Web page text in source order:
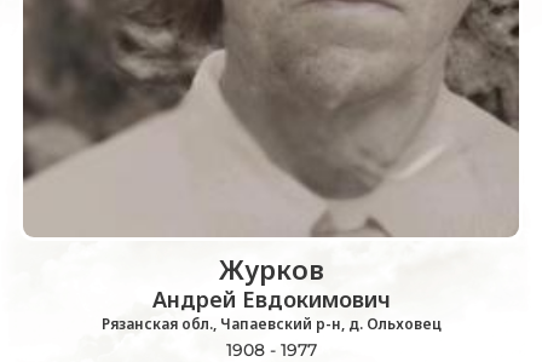
Журков
Андрей Евдокимович
Рязанская обл., Чапаевский р-н, д. Ольховец
1908 - 1977